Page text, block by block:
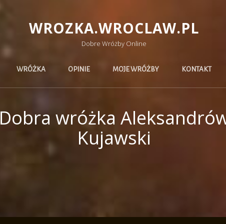
WROZKA.WROCLAW.PL
Dobre Wróżby Online
WRÓŻKA OPINIE MOJE WRÓŻBY KONTAKT
Dobra wróżka
Kujawski